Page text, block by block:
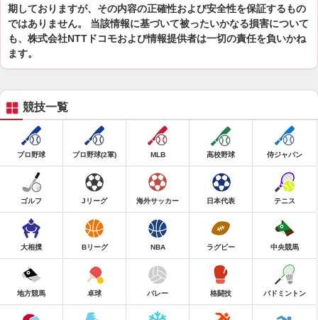
期しておりますが、その内容の正確性および安全性を保証するもの
ではありません。 当該情報に基づいて被ったいかなる損害について
も、株式会社NTTドコモおよび情報提供者は一切の責任を負いかね
ます。
競技一覧
プロ野球 プロ野球(2軍) MLB 高校野球 侍ジャパン
ゴルフ Jリーグ 海外サッカー 日本代表 テニス
大相撲 Bリーグ NBA ラグビー 中央競馬
地方競馬 卓球 バレー 格闘技 バドミントン